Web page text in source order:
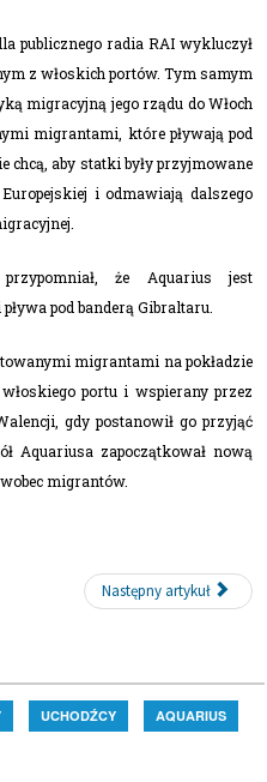
publicznego radia RAI wykluczył
z włoskich portów. Tym samym
migracyjną jego rządu do Włoch
migrantami, które pływają pod
chcą, aby statki były przyjmowane
i odmawiają dalszego
że Aquarius jest
pod banderą Gibraltaru.
migrantami na pokładzie
portu i wspierany przez
gdy postanowił go przyjąć
Aquariusa zapoczątkował nową
migrantów.
Następny artykuł
UCHODŹCY AQUARIUS